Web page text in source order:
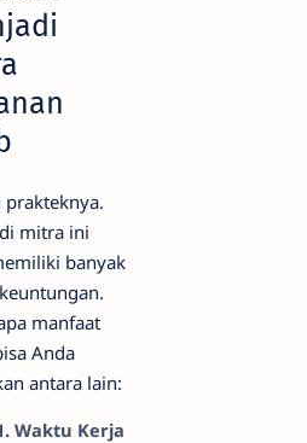
prakteknya.
mitra ini
banyak
manfaat
Anda
antara lain:
Waktu Kerja